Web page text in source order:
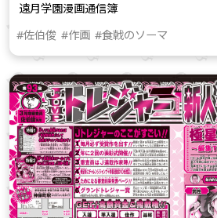
遠月学園漫画通信簿
#佐伯俊 #作画 #食戟のソーマ